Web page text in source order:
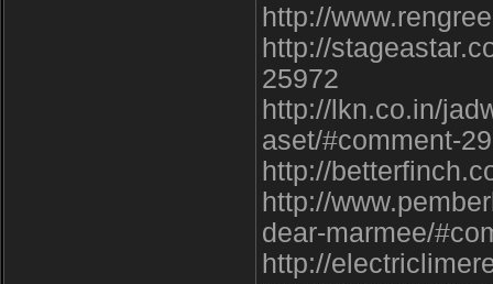
http://
http://
25972
http://lkn.co.in/
aset/#comment-
http://
http://
dear-marmee/
http://